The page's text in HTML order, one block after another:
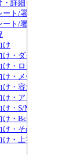
・詳細
ト/署名
ト/署名・HTMLメ
け
・ダイヤルアップ
・ログ
・メールのバイパス
・容量チェック
・アドレス帳グル
・S/MIME証明書
・Bcc:宛先
・その他
・上書き禁止属性